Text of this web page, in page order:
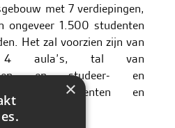
met 7 verdiepingen,
ongeveer 1.500 studenten
Het zal voorzien zijn van
4 aula’s, tal van
en studeer- en
voor studenten en
×